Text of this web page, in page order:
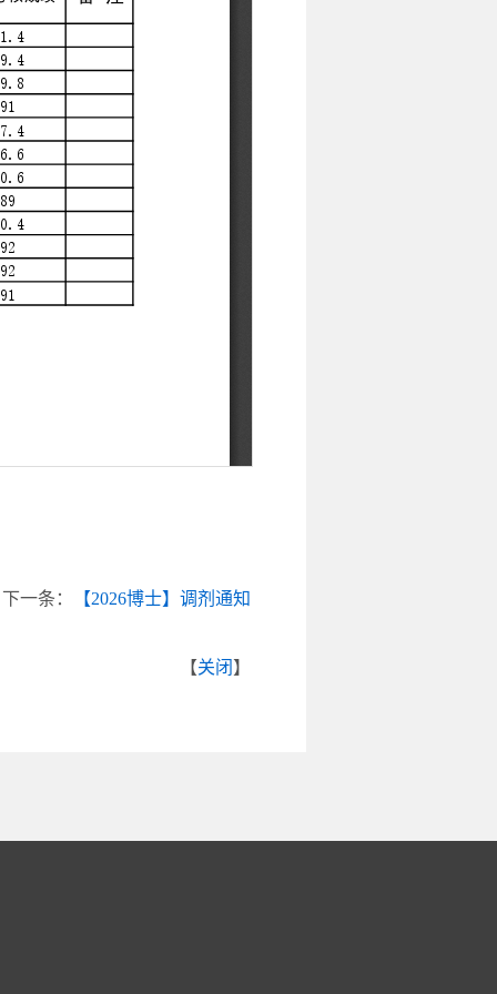
一条： 【2026博士】调剂通知
【关闭 】